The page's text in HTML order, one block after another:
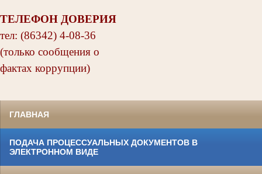
ТЕЛЕФОН ДОВЕРИЯ
тел: (86342) 4-08-36
(только сообщения о
фактах коррупции)
ГЛАВНАЯ
ПОДАЧА ПРОЦЕССУАЛЬНЫХ ДОКУМЕНТОВ В
ЭЛЕКТРОННОМ ВИДЕ